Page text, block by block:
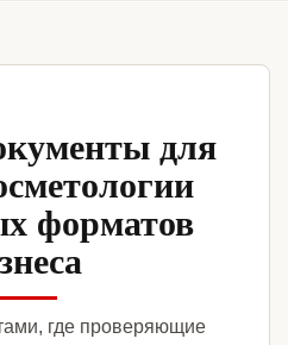
для
форматов
где проверяющие